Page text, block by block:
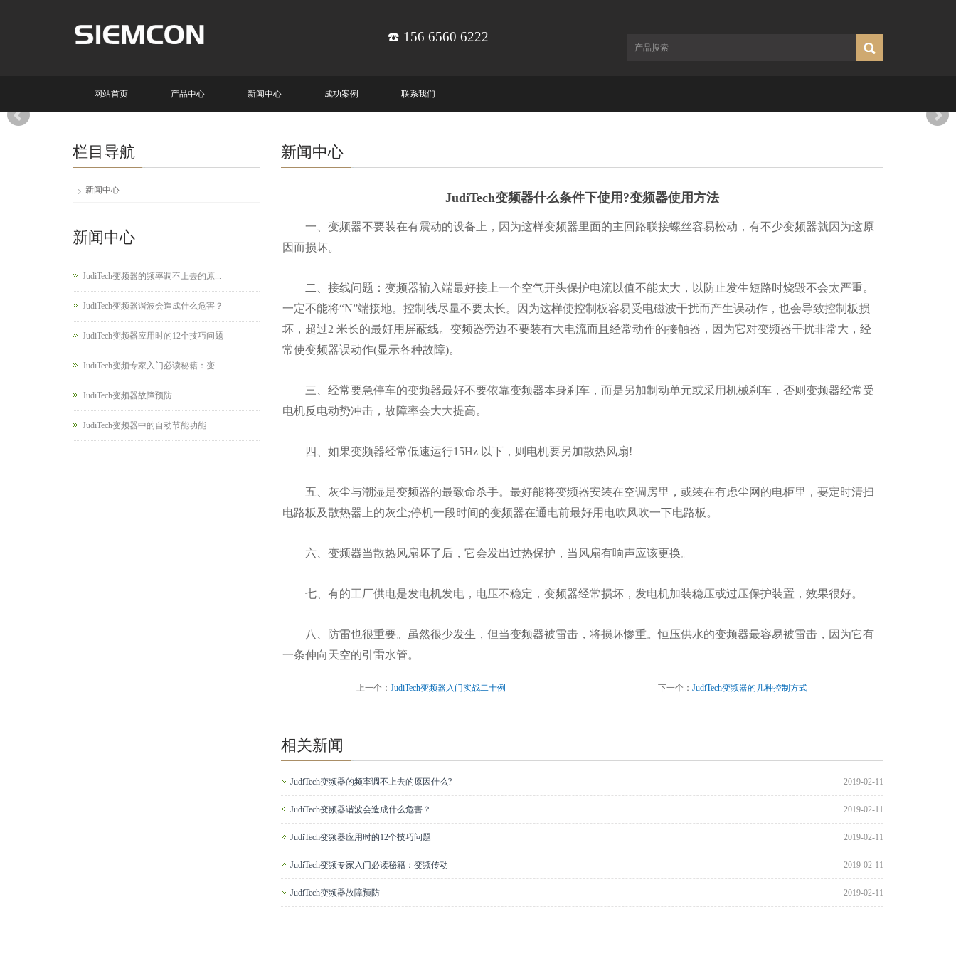
☎️ 156 6560 6222
网站首页 产品中心 新闻中心 成功案例 联系我们
新闻中心
JudiTech变频器什么条件下使用?变频器使用方法
一、变频器不要装在有震动的设备上，因为这样变频器里面的主回路联接螺丝容易松动，有不少变频器就因为这原
因而损坏。
二、接线问题：变频器输入端最好接上一个空气开头保护电流以值不能太大，以防止发生短路时烧毁不会太严重。
一定不能将“N”端接地。控制线尽量不要太长。因为这样使控制板容易受电磁波干扰而产生误动作，也会导致控制板损
坏，超过2 米长的最好用屏蔽线。变频器旁边不要装有大电流而且经常动作的接触器，因为它对变频器干扰非常大，经
常使变频器误动作(显示各种故障)。
三、经常要急停车的变频器最好不要依靠变频器本身刹车，而是另加制动单元或采用机械刹车，否则变频器经常受
电机反电动势冲击，故障率会大大提高。
四、如果变频器经常低速运行15Hz 以下，则电机要另加散热风扇!
五、灰尘与潮湿是变频器的最致命杀手。最好能将变频器安装在空调房里，或装在有虑尘网的电柜里，要定时清扫
电路板及散热器上的灰尘;停机一段时间的变频器在通电前最好用电吹风吹一下电路板。
六、变频器当散热风扇坏了后，它会发出过热保护，当风扇有响声应该更换。
七、有的工厂供电是发电机发电，电压不稳定，变频器经常损坏，发电机加装稳压或过压保护装置，效果很好。
八、防雷也很重要。虽然很少发生，但当变频器被雷击，将损坏惨重。恒压供水的变频器最容易被雷击，因为它有
一条伸向天空的引雷水管。
上一个：JudiTech变频器入门实战二十例 下一个：JudiTech变频器的几种控制方式
相关新闻
JudiTech变频器的频率调不上去的原因什么? 2019-02-11
JudiTech变频器谐波会造成什么危害？ 2019-02-11
JudiTech变频器应用时的12个技巧问题 2019-02-11
JudiTech变频专家入门必读秘籍：变频传动 2019-02-11
JudiTech变频器故障预防 2019-02-11
栏目导航
新闻中心
新闻中心
JudiTech变频器的频率调不上去的原...
JudiTech变频器谐波会造成什么危害？
JudiTech变频器应用时的12个技巧问题
JudiTech变频专家入门必读秘籍：变...
JudiTech变频器故障预防
JudiTech变频器中的自动节能功能